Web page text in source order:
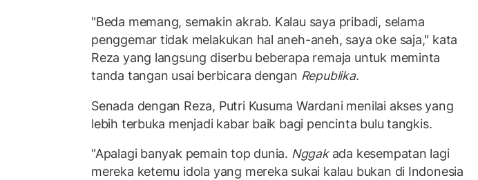
"Beda memang, semakin akrab. Kalau saya pribadi, selama
penggemar tidak melakukan hal aneh-aneh, saya oke saja," kata
Reza yang langsung diserbu beberapa remaja untuk meminta
tanda tangan usai berbicara dengan Republika.
Senada dengan Reza, Putri Kusuma Wardani menilai akses yang
lebih terbuka menjadi kabar baik bagi pencinta bulu tangkis.
"Apalagi banyak pemain top dunia. Nggakada kesempatan lagi
mereka ketemu idola yang mereka sukai kalau bukan di Indonesia